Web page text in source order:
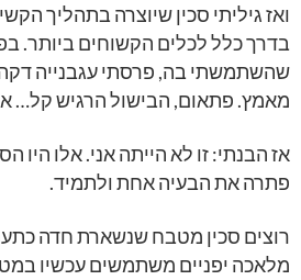
ואז גיליתי סכין שיוצרה בתהליך
בדרך כלל לכלים הקשוחים ביותר.
שהשתמשתי בה, פרסתי עגבנייה דקה
מאמץ. פתאום, הבישול הרגיש קל…
פתרה את הבעיה אחת ולתמיד.
רוצים סכין מטבח שנשארת חדה
מלאכה יפניים משתמשים עכשיו